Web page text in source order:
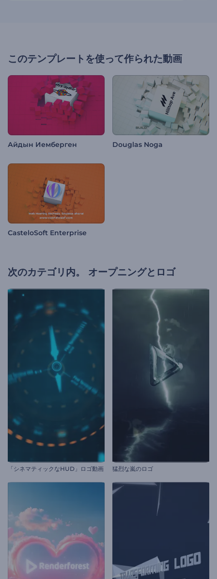
このテンプレートを使って作られた動画
Айдын Иемберген Douglas Noga
CasteloSoft Enterprise
次のカテゴリ内。 オープニングとロゴ
「シネマティックなHUD」ロゴ動画 猛烈な嵐のロゴ